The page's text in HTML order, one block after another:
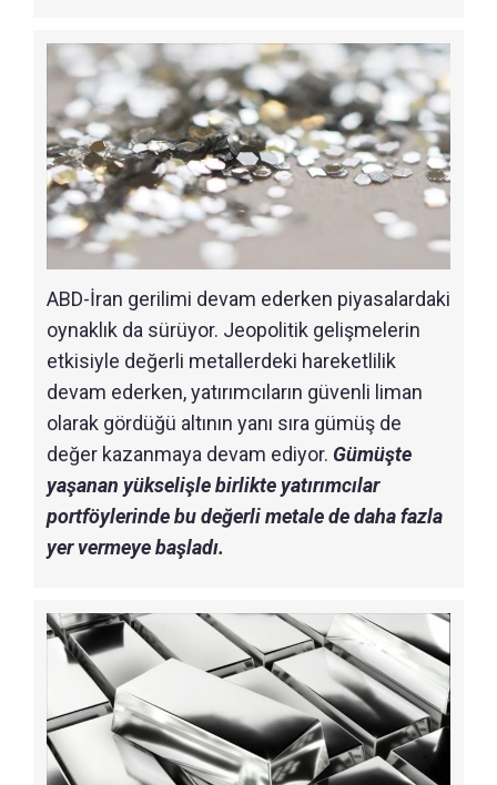
ABD-İran gerilimi devam ederken piyasalardaki
oynaklık da sürüyor. Jeopolitik gelişmelerin
etkisiyle değerli metallerdeki hareketlilik
devam ederken, yatırımcıların güvenli liman
olarak gördüğü altının yanı sıra gümüş de
değer kazanmaya devam ediyor. Gümüşte
yaşanan yükselişle birlikte yatırımcılar
portföylerinde bu değerli metale de daha fazla
yer vermeye başladı.